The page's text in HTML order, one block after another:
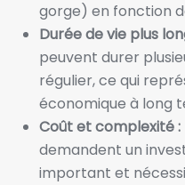
gorge) en fonction
Durée de vie plus
peuvent durer
régulier, ce qui
économique à long
Coût et complexité :
demandent un
important et